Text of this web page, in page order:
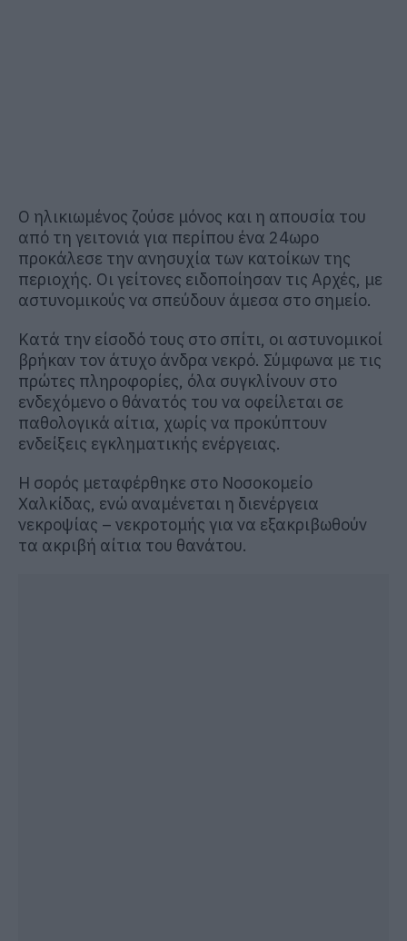
Ο ηλικιωμένος ζούσε μόνος και η απουσία του
από τη γειτονιά για περίπου ένα 24ωρο
προκάλεσε την ανησυχία των κατοίκων της
περιοχής. Οι γείτονες ειδοποίησαν τις Αρχές, με
αστυνομικούς να σπεύδουν άμεσα στο σημείο.
Κατά την είσοδό τους στο σπίτι, οι αστυνομικοί
βρήκαν τον άτυχο άνδρα νεκρό. Σύμφωνα με τις
πρώτες πληροφορίες, όλα συγκλίνουν στο
ενδεχόμενο ο θάνατός του να οφείλεται σε
παθολογικά αίτια, χωρίς να προκύπτουν
ενδείξεις εγκληματικής ενέργειας.
Η σορός μεταφέρθηκε στο Νοσοκομείο
Χαλκίδας, ενώ αναμένεται η διενέργεια
νεκροψίας – νεκροτομής για να εξακριβωθούν
τα ακριβή αίτια του θανάτου.